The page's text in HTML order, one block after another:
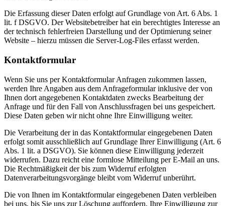
Die Erfassung dieser Daten erfolgt auf Grundlage von Art. 6 Abs. 1
lit. f DSGVO. Der Websitebetreiber hat ein berechtigtes Interesse an
der technisch fehlerfreien Darstellung und der Optimierung seiner
Website – hierzu müssen die Server-Log-Files erfasst werden.
Kontaktformular
Wenn Sie uns per Kontaktformular Anfragen zukommen lassen,
werden Ihre Angaben aus dem Anfrageformular inklusive der von
Ihnen dort angegebenen Kontaktdaten zwecks Bearbeitung der
Anfrage und für den Fall von Anschlussfragen bei uns gespeichert.
Diese Daten geben wir nicht ohne Ihre Einwilligung weiter.
Die Verarbeitung der in das Kontaktformular eingegebenen Daten
erfolgt somit ausschließlich auf Grundlage Ihrer Einwilligung (Art. 6
Abs. 1 lit. a DSGVO). Sie können diese Einwilligung jederzeit
widerrufen. Dazu reicht eine formlose Mitteilung per E-Mail an uns.
Die Rechtmäßigkeit der bis zum Widerruf erfolgten
Datenverarbeitungsvorgänge bleibt vom Widerruf unberührt.
Die von Ihnen im Kontaktformular eingegebenen Daten verbleiben
bei uns, bis Sie uns zur Löschung auffordern, Ihre Einwilligung zur